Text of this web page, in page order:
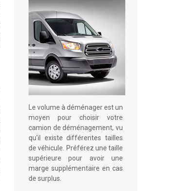
Le volume à déménager est un
moyen pour choisir votre
camion de déménagement, vu
qu'il existe différentes tailles
de véhicule. Préférez une taille
supérieure pour avoir une
marge supplémentaire en cas
de surplus.